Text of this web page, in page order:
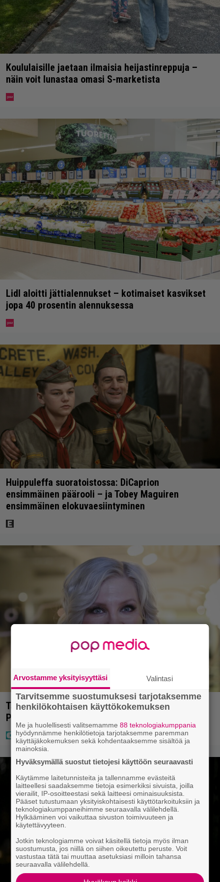
Koululaisille jaetaan ilmaisia heijastinreppuja –
näin voit lunastaa omasi S-marketista
Lidl aloitti jättialennukset – kotimaiset kasvikset
jopa 40 prosentin alennuksessa
Huippuleffa suoratoistossa: DiCaprion
ensimmäinen päärooli – ja Tobey Maguiren
ensimmäinen elokuvaesiintyminen
Tältä näyttää Vappu Pimiän perhelomalla
Portugalissa – ”Kaunis mekko”
Arvostamme yksityisyyttäsi Valintasi
Tarvitsemme suostumuksesi tarjotaksemme
henkilökohtaisen käyttökokemuksen
Me ja huolellisesti valitsemamme88 teknologiakumppania
hyödynnämme henkilötietoja tarjotaksemme paremman
käyttäjäkokemuksen sekä kohdentaaksemme sisältöä ja
mainoksia.
Hyväksymällä suostut tietojesi käyttöön seuraavasti
Käytämme laitetunnisteita ja tallennamme evästeitä
laitteellesi saadaksemme tietoja esimerkiksi sivuista, joilla
vierailit, IP-osoitteestasi sekä laitteesi ominaisuuksista.
Pääset tutustumaan yksityiskohtaisesti käyttötarkoituksiin ja
teknologiakumppaneihimme seuraavalla välilehdellä.
Hylkääminen voi vaikuttaa sivuston toimivuuteen ja
käytettävyyteen.
Jotkin teknologiamme voivat käsitellä tietoja myös ilman
suostumusta, jos niillä on siihen oikeutettu peruste. Voit
vastustaa tätä tai muuttaa asetuksiasi milloin tahansa
seuraavalla välilehdellä.